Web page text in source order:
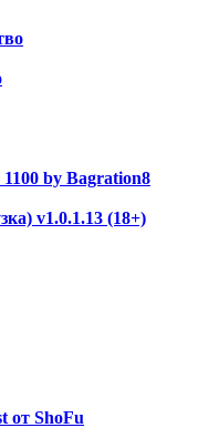
by Bagration8
v1.0.1.13 (18+)
от ShoFu